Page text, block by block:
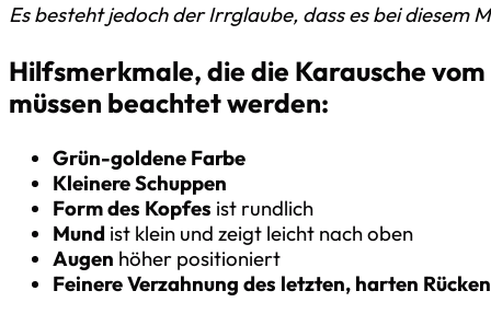
Es besteht jedoch der Irrglaube, dass es bei diesem
Hilfsmerkmale, die die Karausche
müssen beachtet werden:
Grün-goldene Farbe
Kleinere Schuppen
Form des Kopfes ist rundlich
Mund ist klein und zeigt leicht nach oben
Augen höher positioniert
Feinere Verzahnung des letzten, harten